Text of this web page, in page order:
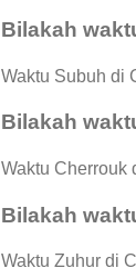
Bilakah
Waktu Subuh di
Bilakah
Waktu Cherrouk
Bilakah
Waktu Zuhur di